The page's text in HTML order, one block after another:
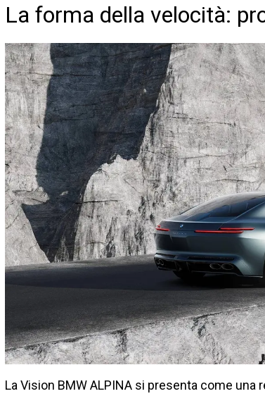
La forma della velocità:
La Vision BMW ALPINA si presenta come